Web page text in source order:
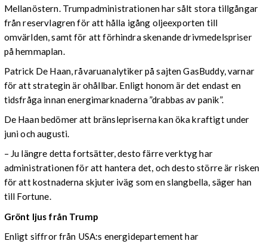
Mellanöstern. Trumpadministrationen har sålt stora tillgångar
från reservlagren för att hålla igång oljeexporten till
omvärlden, samt för att förhindra skenande drivmedelspriser
på hemmaplan.
Patrick De Haan, råvaruanalytiker på sajten GasBuddy, varnar
för att strategin är ohållbar. Enligt honom är det endast en
tidsfråga innan energimarknaderna ”drabbas av panik”.
De Haan bedömer att bränslepriserna kan öka kraftigt under
juni och augusti.
– Ju längre detta fortsätter, desto färre verktyg har
administrationen för att hantera det, och desto större är risken
för att kostnaderna skjuter iväg som en slangbella, säger han
till Fortune.
Grönt ljus från Trump
Enligt siffror från USA:s energidepartement har